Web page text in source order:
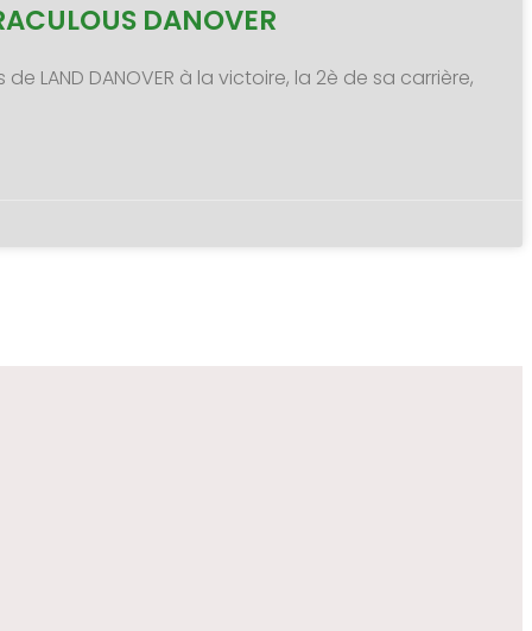
DANOVER
de LAND DANOVER à la victoire, la 2è de sa carrière,